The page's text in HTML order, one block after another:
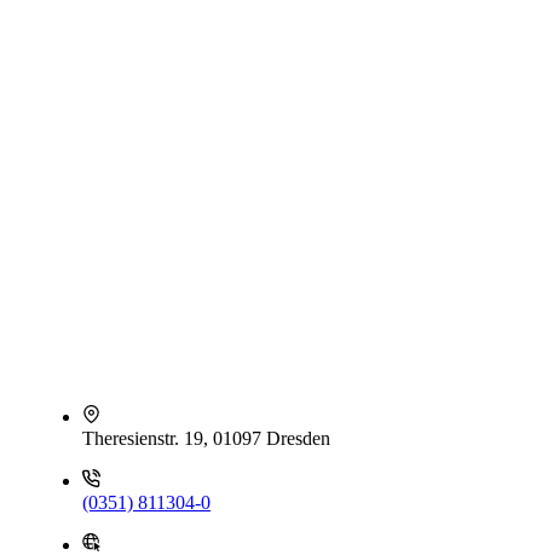
Theresienstr. 19, 01097 Dresden
(0351) 811304-0